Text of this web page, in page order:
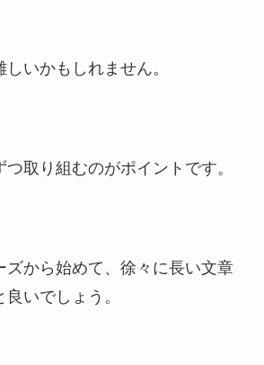
いかもしれません。
取り組むのがポイントです。
ズから始めて、徐々に長い文章
いでしょう。